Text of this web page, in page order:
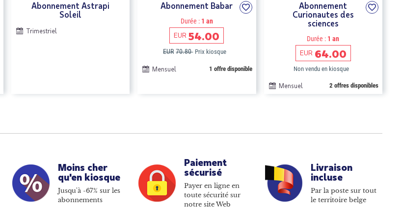
Abonnement Astrapi
Soleil
Trimestriel
Abonnement Babar
Durée :1 an
EUR 54.00
EUR 70.80 Prix kiosque
Mensuel 1 offre disponible
Abonnement
Curionautes des
sciences
Durée : 1 an
EUR 64.00
Non vendu en kiosque
Mensuel 2 offres disponibles
Moins cher
qu'en kiosque
Jusqu'à -67% sur les
abonnements
Paiement
sécurisé
Payer en ligne en
toute sécurité sur
notre site Web
Livraison
incluse
Par la poste sur tout
le territoire belge